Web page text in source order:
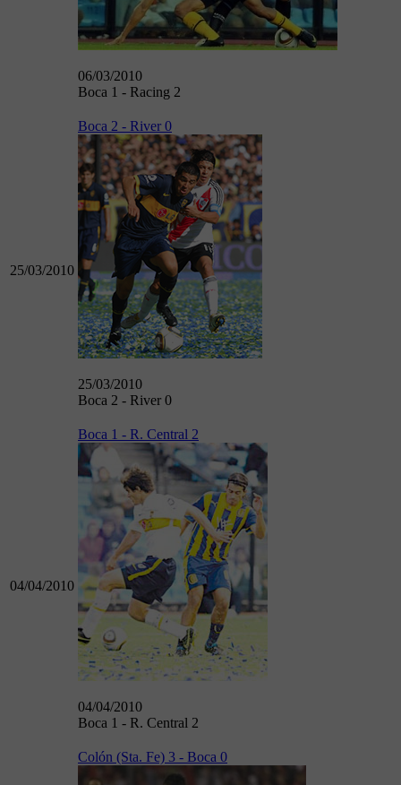
06/03/2010
Boca 1 - Racing 2
25/03/2010
Boca 2 - River 0
25/03/2010
Boca 2 - River 0
04/04/2010
Boca 1 - R. Central 2
04/04/2010
Boca 1 - R. Central 2
Colón (Sta. Fe) 3 - Boca 0